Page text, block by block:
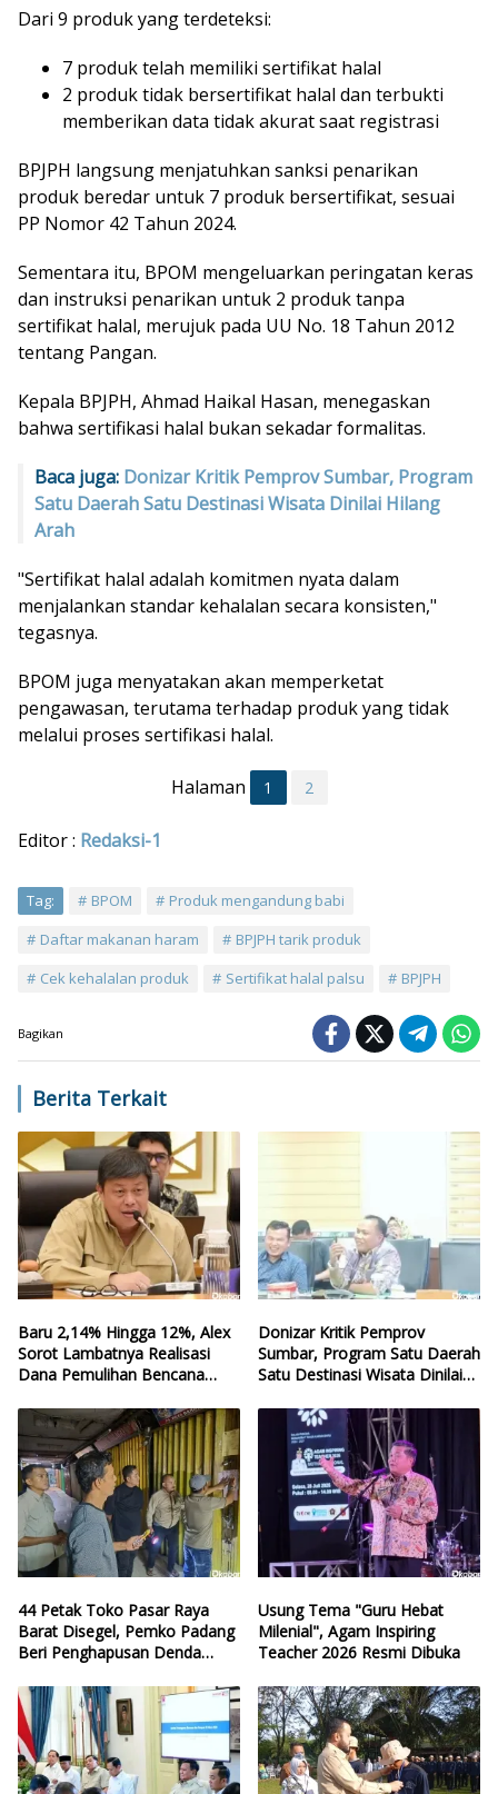
Dari 9 produk yang terdeteksi:
7 produk telah memiliki sertifikat halal
2 produk tidak bersertifikat halal dan terbukti
memberikan data tidak akurat saat registrasi
BPJPH langsung menjatuhkan sanksi penarikan
produk beredar untuk 7 produk bersertifikat, sesuai
PP Nomor 42 Tahun 2024.
Sementara itu, BPOM mengeluarkan peringatan keras
dan instruksi penarikan untuk 2 produk tanpa
sertifikat halal, merujuk pada UU No. 18 Tahun 2012
tentang Pangan.
Kepala BPJPH, Ahmad Haikal Hasan, menegaskan
bahwa sertifikasi halal bukan sekadar formalitas.
Baca juga: Donizar Kritik Pemprov Sumbar, Program
Satu Daerah Satu Destinasi Wisata Dinilai Hilang
Arah
"Sertifikat halal adalah komitmen nyata dalam
menjalankan standar kehalalan secara konsisten,"
tegasnya.
BPOM juga menyatakan akan memperketat
pengawasan, terutama terhadap produk yang tidak
melalui proses sertifikasi halal.
Halaman 1 2
Editor : Redaksi-1
Tag: BPOM
Produk mengandung babi
Daftar makanan haram
BPJPH tarik produk
Cek kehalalan produk
Sertifikat halal palsu BPJPH
Bagikan
Berita Terkait
Baru 2,14% Hingga 12%, Alex
Sorot Lambatnya Realisasi
Dana Pemulihan Bencana
Donizar Kritik Pemprov
Sumbar, Program Satu Daerah
Satu Destinasi Wisata Dinilai
44 Petak Toko Pasar Raya
Barat Disegel, Pemko Padang
Beri Penghapusan Denda
Usung Tema "Guru Hebat
Milenial", Agam Inspiring
Teacher 2026 Resmi Dibuka